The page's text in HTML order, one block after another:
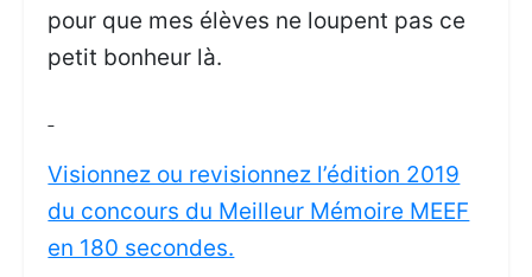
pour que mes élèves ne loupent pas ce
petit bonheur là.
Visionnez ou revisionnez l’édition 2019
du concours du Meilleur Mémoire MEEF
en 180 secondes.